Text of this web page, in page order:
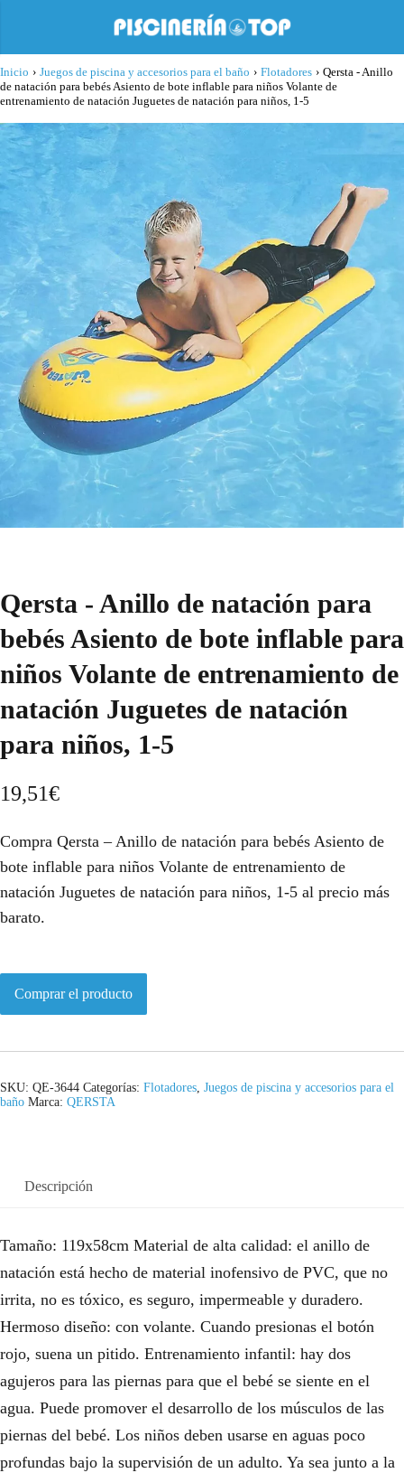
Inicio › Juegos de piscina y accesorios para el baño › Flotadores › Qersta - Anillo
de natación para bebés Asiento de bote inflable para niños Volante de
entrenamiento de natación Juguetes de natación para niños, 1-5
Qersta - Anillo de natación para
bebés Asiento de bote inflable para
niños Volante de entrenamiento de
natación Juguetes de natación
para niños, 1-5
19,51€
Compra Qersta – Anillo de natación para bebés Asiento de
bote inflable para niños Volante de entrenamiento de
natación Juguetes de natación para niños, 1-5 al precio más
barato.
Comprar el producto
SKU: QE-3644 Categorías: Flotadores, Juegos de piscina y accesorios para el
baño Marca: QERSTA
Descripción
Tamaño: 119x58cm Material de alta calidad: el anillo de
natación está hecho de material inofensivo de PVC, que no
irrita, no es tóxico, es seguro, impermeable y duradero.
Hermoso diseño: con volante. Cuando presionas el botón
rojo, suena un pitido. Entrenamiento infantil: hay dos
agujeros para las piernas para que el bebé se siente en el
agua. Puede promover el desarrollo de los músculos de las
piernas del bebé. Los niños deben usarse en aguas poco
profundas bajo la supervisión de un adulto. Ya sea junto a la